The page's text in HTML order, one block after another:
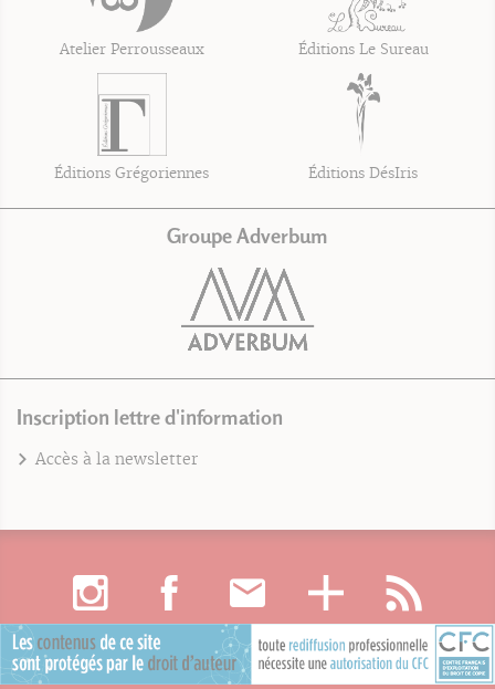
Atelier Perrousseaux Éditions Le Sureau
Éditions Grégoriennes Éditions DésIris
Groupe Adverbum
Inscription lettre d'information
Accès à la newsletter